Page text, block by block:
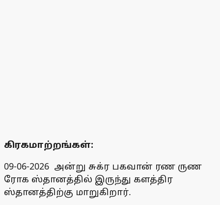
கிரகமாற்றங்கள்:
09-06-2026 அன்று சுக்ர பகவான் ரண ருண
ரோக ஸ்தானத்தில் இருந்து களத்திர
ஸ்தானத்திற்கு மாறுகிறார்.